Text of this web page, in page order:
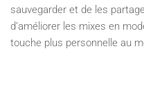
sauvegarder et de les
d’améliorer les mixes en
touche plus personnelle au